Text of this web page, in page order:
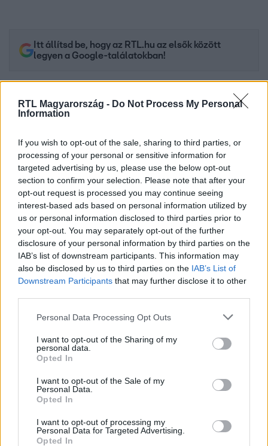
RTL Magyarország - Do Not Process My Personal
Information
If you wish to opt-out of the sale, sharing to third parties, or
processing of your personal or sensitive information for
targeted advertising by us, please use the below opt-out
section to confirm your selection. Please note that after your
opt-out request is processed you may continue seeing
interest-based ads based on personal information utilized by
us or personal information disclosed to third parties prior to
your opt-out. You may separately opt-out of the further
disclosure of your personal information by third parties on the
IAB’s list of downstream participants. This information may
also be disclosed by us to third parties on the IAB’s List of
Downstream Participants that may further disclose it to other
Please note that this website/app uses one or more Google
not limited to your visit or usage behaviour. You may click to
grant or deny consent to Google and its third-party tags to
use your data for below specified purposes in below Google
consent section.
Personal Data Processing Opt Outs
I want to opt-out of the Sharing of my
personal data.
Opted In
I want to opt-out of the Sale of my
Personal Data.
Opted In
I want to opt-out of processing my
Personal Data for Targeted Advertising.
Opted In
Itt állítsd be, hogy az RTL.hu az elsők között
legyen a Google-találatokban!
Kövess minket, és értesülj a friss hírekről a
Facebookon is!
Követem
REGGELI #RTL #ADÁSRÉSZLETEK VIDEÓ
SOROZAT
A SZOMSZÉD TEHENE #DÉR MARUS FICZERE BÉLA
CSÓK #SZEXJELENET